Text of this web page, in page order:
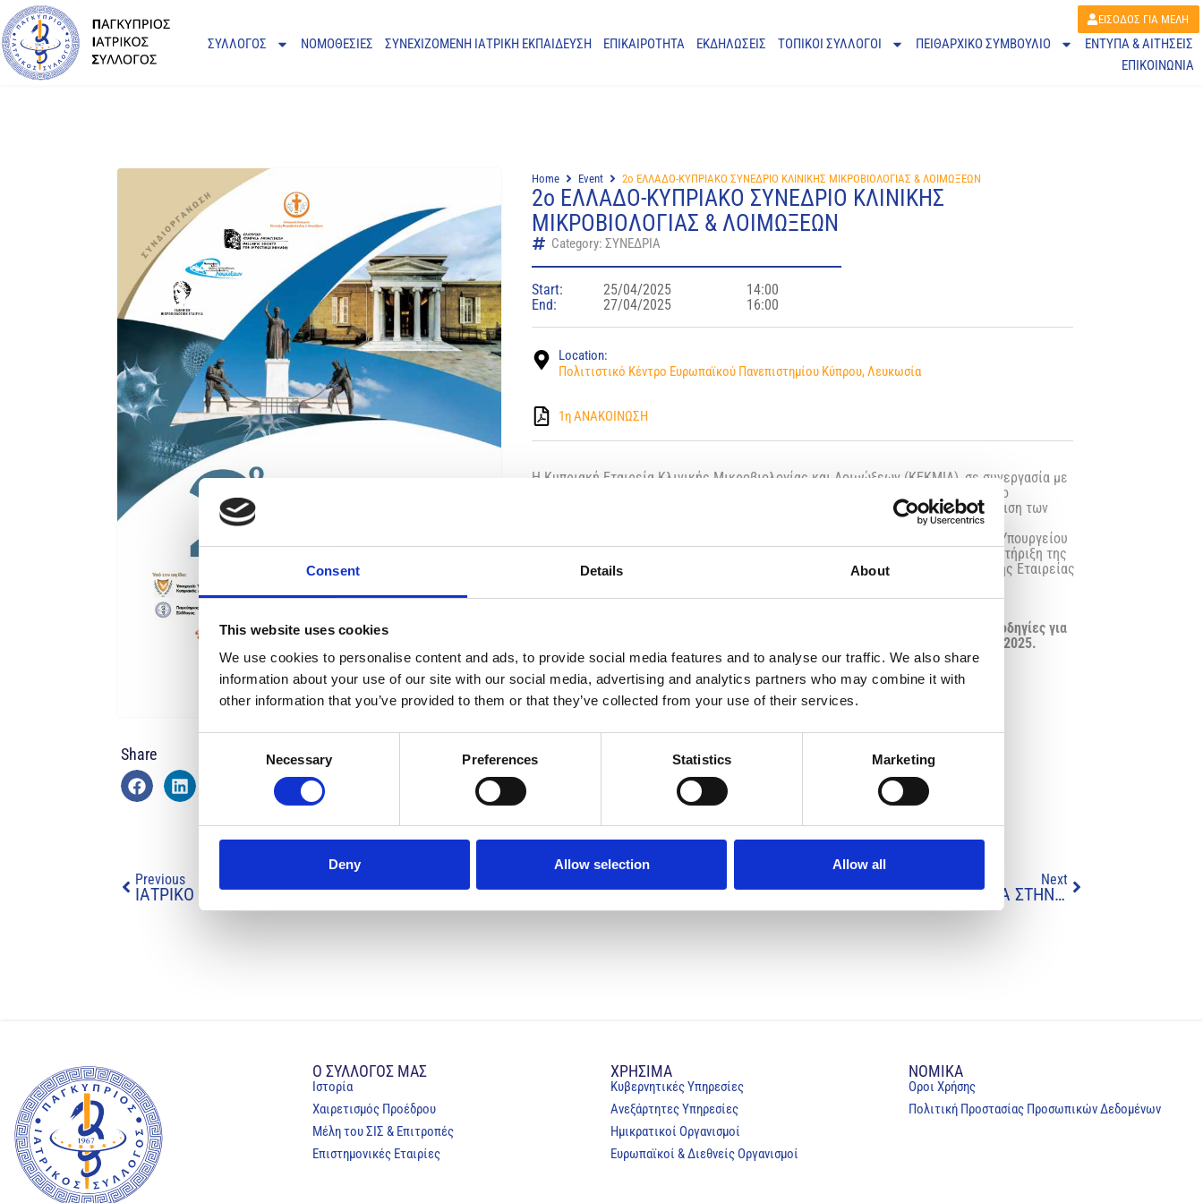
Consent Details About
This website uses cookies
We use cookies to personalise content and ads, to provide social media features and to analyse our traffic. We also share
information about your use of our site with our social media, advertising and analytics partners who may combine it with
other information that you’ve provided to them or that they’ve collected from your use of their services.
Necessary Preferences Statistics Marketing
Deny Allow selection Allow all
ΕΙΣΟΔΟΣ ΓΙΑ ΜΕΛΗ
ΣΥΛΛΟΓΟΣ ΝΟΜΟΘΕΣΙΕΣ ΣΥΝΕΧΙΖΟΜΕΝΗ ΙΑΤΡΙΚΗ ΕΚΠΑΙΔΕΥΣΗ ΕΠΙΚΑΙΡΟΤΗΤΑ ΕΚΔΗΛΩΣΕΙΣ ΤΟΠΙΚΟΙ ΣΥΛΛΟΓΟΙ ΠΕΙΘΑΡΧΙΚΌ ΣΥΜΒΟΎΛΙΟ
ΕΝΤΥΠΑ & ΑΙΤΗΣΕΙΣ
ΕΠΙΚΟΙΝΩΝΙΑ
Share
Home Event 2ο ΕΛΛΑΔΟ-ΚΥΠΡΙΑΚΟ ΣΥΝΕΔΡΙΟ ΚΛΙΝΙΚΗΣ ΜΙΚΡΟΒΙΟΛΟΓΙΑΣ & ΛΟΙΜΩΞΕΩΝ
2ο ΕΛΛΑΔΟ-ΚΥΠΡΙΑΚΟ ΣΥΝΕΔΡΙΟ ΚΛΙΝΙΚΗΣ
ΜΙΚΡΟΒΙΟΛΟΓΙΑΣ & ΛΟΙΜΩΞΕΩΝ
Category: ΣΥΝΕΔΡΙΑ
Start: 25/04/2025
14:00
End:
27/04/2025 16:00
Location:
Πολιτιστικό Κέντρο Ευρωπαϊκού Πανεπιστημίου Κύπρου, Λευκωσία
1η ΑΝΑΚΟΙΝΩΣΗ
H Κυπριακή Εταιρεία Κλινικής Μικροβιολογίας και Λοιμώξεων (ΚΕΚΜΙΛ), σε συνεργασία με
την Ελληνική Εταιρεία Λοιμώξεων, την Ελληνική Μικροβιολογική Εταιρεία και το
Μεσογειακό Ινστιτούτο Μελέτης και Εκπαίδευσης στην Πρόληψη και Αντιμετώπιση των
Λοιμώξεων συνδιοργανώνουν το 2ο Ελλαδο-Κυπριακό Συνέδριο Λοιμώξεων και
Μικροβιολογίας στις 25 – 27 Απριλίου 2025 στην Λευκωσία υπό την αιγίδα του Υπουργείου
Υγείας της Κύπρου και του Παγκυπρίου Ιατρικού Συλλόγου (ΠΙΣ) και με την υποστήριξη της
Κυπριακής Εταιρείας Παθολογίας, της Κυπριακής Παιδιατρικής Εταιρείας και της Εταιρείας
Ανακοίνωσή του συνεδρίου που επισυνάπτεται μπορείτε να βρείτε και οδηγίες για
υποβολή εργασιών, καθώς και το link για την υποβολή τους έως τις 24 Μαρτίου 2025.
Previous
ΙΑΤΡΙΚΟ ΣΥΝΕΔΡΙΟ ΣΥΝΔΕΣΜΟΥ ΓΟΝΕΩΝ ΚΑΙ ΦΙΛΩΝ ΚΑΡΔΙΟΠΑΘΩΝ ΠΑΙΔΙΩΝ
Next
ΤΟ ΠΑΙΔΙ ΚΑΙ Ο ΕΦΗΒΟΣ ΜΕ ΣΠΑΝΙΟ ΓΕΝΕΤΙΚΟ ΝΟΣΗΜΑ ΣΤΗΝ ΚΥΠΡΟ. ΠΑΡΟΧΕΣ, ΠΡΟΚΛΗΣΕΙΣ, ΟΡΑΜΑ
Ο ΣΥΛΛΟΓΟΣ ΜΑΣ
Ιστορία
Χαιρετισμός Προέδρου
Μέλη του ΣΙΣ & Επιτροπές
Επιστημονικές Εταιρίες
ΧΡΗΣΙΜΑ
Κυβερνητικές Υπηρεσίες
Ανεξάρτητες Υπηρεσίες
Ημικρατικοί Οργανισμοί
Ευρωπαϊκοί & Διεθνείς Οργανισμοί
NOMIKA
Oροι Χρήσης
Πολιτική Προστασίας Προσωπικών Δεδομένων